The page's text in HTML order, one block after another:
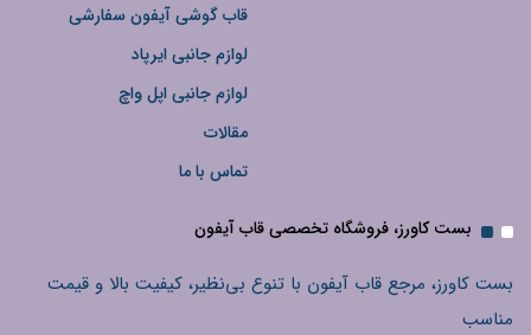
قاب گوشی آیفون سفارشی
لوازم جانبی ایرپاد
لوازم جانبی اپل واچ
مقالات
تماس با ما
بست کاورز، فروشگاه تخصصی قاب آیفون
بست کاورز، مرجع قاب آیفون با تنوع بی‌نظیر، کیفیت بالا و قیمت
مناسب